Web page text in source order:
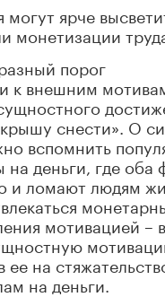
ярче
монетизации
порог
к внешним
снести». О
вспомнить
деньги, где оба
и ломают людям
мотивацией –
на
на деньги.